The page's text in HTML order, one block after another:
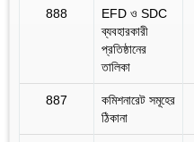
888
EFD ও SDC
ব্যবহারকারী
প্রতিষ্ঠানের
তালিকা
887
কমিশনারেট সমূহের
ঠিকানা